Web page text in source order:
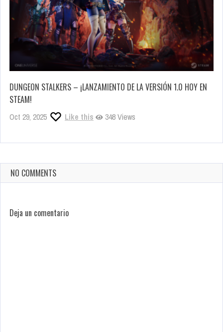
DUNGEON STALKERS – ¡LANZAMIENTO DE LA VERSIÓN 1.0 HOY EN
STEAM!
Oct 29, 2025 Like this 348 Views
NO COMMENTS
Deja un comentario